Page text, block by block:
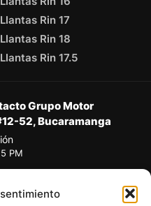
Llantas Rin 17
Llantas Rin 18
Llantas Rin 17.5
Grupo Motor
52, Bucaramanga
PM